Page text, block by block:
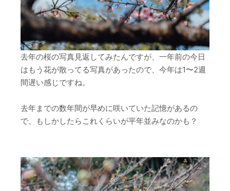
去年の桜の写真見返してみたんですが、一年前の今日
はもう花が散ってる写真があったので、今年は1〜2週
間遅い感じですね。
去年までの数年間が早めに咲いていた記憶があるの
で、もしかしたらこれくらいが平年並みなのかも？